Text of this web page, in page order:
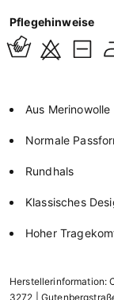
Pflegehinweise
Aus Merinowolle
Normale
Rundhals
Klassisches
Hoher
Herstellerinformation:
3272 |